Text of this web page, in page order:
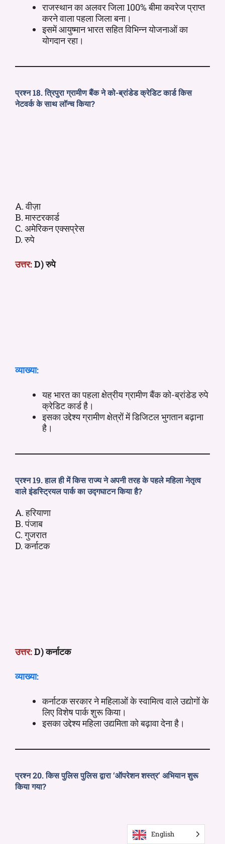
राजस्थान का अलवर जिला 100% बीमा कवरेज प्राप्त
करने वाला पहला जिला बना।
इसमें आयुष्मान भारत सहित विभिन्न योजनाओं का
योगदान रहा।
प्रश्न 18. त्रिपुरा ग्रामीण बैंक ने को-ब्रांडेड क्रेडिट कार्ड किस
नेटवर्क के साथ लॉन्च किया?
A. वीज़ा
B. मास्टरकार्ड
C. अमेरिकन एक्सप्रेस
D. रुपे
उत्तर:D) रुपे
व्याख्या:
यह भारत का पहला क्षेत्रीय ग्रामीण बैंक को-ब्रांडेड रुपे
क्रेडिट कार्ड है।
इसका उद्देश्य ग्रामीण क्षेत्रों में डिजिटल भुगतान बढ़ाना
है।
प्रश्न 19. हाल ही में किस राज्य ने अपनी तरह के पहले महिला नेतृत्व
वाले इंडस्ट्रियल पार्क का उद्गघाटन किया है?
A. हरियाणा
B. पंजाब
C. गुजरात
D. कर्नाटक
उत्तर:D) कर्नाटक
व्याख्या:
कर्नाटक सरकार ने महिलाओं के स्वामित्व वाले उद्योगों के
लिए विशेष पार्क शुरू किया।
इसका उद्देश्य महिला उद्यमिता को बढ़ावा देना है।
प्रश्न 20. किस पुलिस पुलिस द्वारा ‘ऑपरेशन शस्त्र’ अभियान शुरू
किया गया?
English